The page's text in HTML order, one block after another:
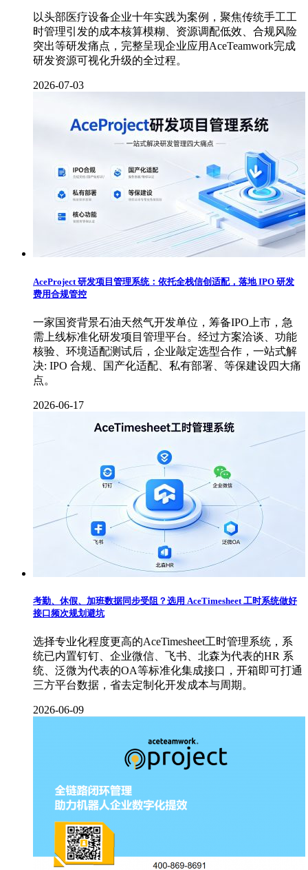
以头部医疗设备企业十年实践为案例，聚焦传统手工工
时管理引发的成本核算模糊、资源调配低效、合规风险
突出等研发痛点，完整呈现企业应用AceTeamwork完成
研发资源可视化升级的全过程。
2026-07-03
AceProject 研发项目管理系统：依托全栈信创适配，落地 IPO 研发
费用合规管控
一家国资背景石油天然气开发单位，筹备IPO上市，急
需上线标准化研发项目管理平台。经过方案洽谈、功能
核验、环境适配测试后，企业敲定选型合作，一站式解
决: IPO 合规、国产化适配、私有部署、等保建设四大痛
点。
2026-06-17
考勤、休假、加班数据同步受阻？选用 AceTimesheet 工时系统做好
接口频次规划避坑
选择专业化程度更高的AceTimesheet工时管理系统，系
统已内置钉钉、企业微信、飞书、北森为代表的HR 系
统、泛微为代表的OA等标准化集成接口，开箱即可打通
三方平台数据，省去定制化开发成本与周期。
2026-06-09